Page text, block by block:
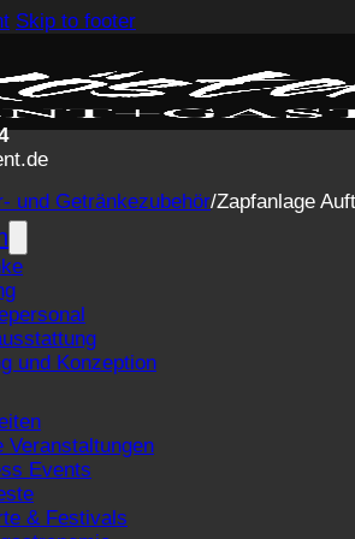
Skip to footer
und Konzeption
Veranstaltungen
Events
& Festivals
und Getränkezubehör/Zapfanlage